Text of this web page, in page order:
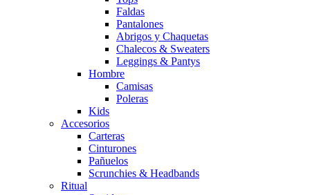
Faldas
Pantalones
Abrigos y Chaquetas
Chalecos & Sweaters
Leggings & Pantys
Hombre
Camisas
Poleras
Kids
Accesorios
Carteras
Cinturones
Pañuelos
Scrunchies & Headbands
Ritual